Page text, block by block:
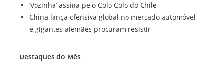
‘Vozinha’ assina pelo Colo Colo do Chile
China lança ofensiva global no mercado automóvel
e gigantes alemães procuram resistir
Destaques do Mês